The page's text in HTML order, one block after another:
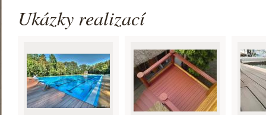
Ukázky realizací